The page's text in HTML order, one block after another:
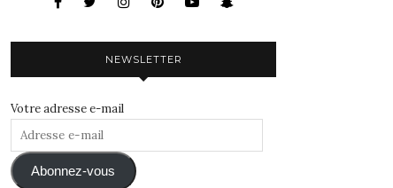
NEWSLETTER
Votre adresse e-mail
Adresse
mail Abonnez-vous